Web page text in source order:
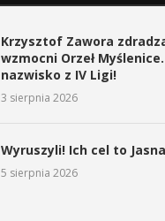
Krzysztof Zawora
wzmocni Orzeł
nazwisko z IV Ligi!
3 sierpnia 2026
Wyruszyli! Ich cel to
5 sierpnia 2026